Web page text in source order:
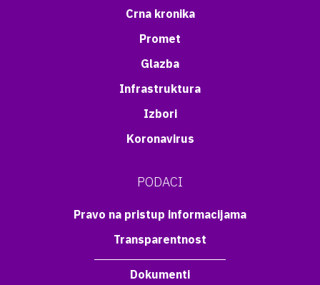
Crna kronika
Promet
Glazba
Infrastruktura
Izbori
Koronavirus
PODACI
Pravo na pristup informacijama
Transparentnost
Dokumenti